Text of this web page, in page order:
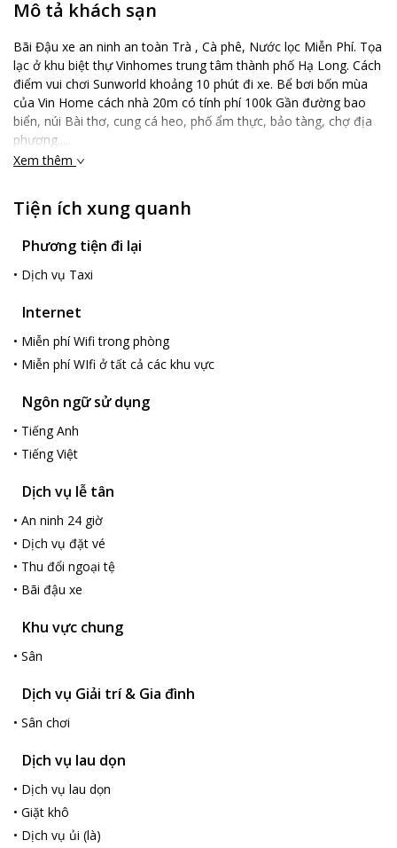
Mô tả khách sạn
Bãi Đậu xe an ninh an toàn Trà , Cà phê, Nước lọc Miễn Phí. Tọa
lạc ở khu biệt thự Vinhomes trung tâm thành phố Hạ Long. Cách
điểm vui chơi Sunworld khoảng 10 phút đi xe. Bể bơi bốn mùa
của Vin Home cách nhà 20m có tính phí 100k Gần đường bao
biển, núi Bài thơ, cung cá heo, phố ẩm thực, bảo tàng, chợ địa
phương.....
Xem thêm
Tiện ích xung quanh
Phương tiện đi lại
• Dịch vụ Taxi
Internet
• Miễn phí Wifi trong phòng
• Miễn phí WIfi ở tất cả các khu vực
Ngôn ngữ sử dụng
• Tiếng Anh
• Tiếng Việt
Dịch vụ lễ tân
• An ninh 24 giờ
• Dịch vụ đặt vé
• Thu đổi ngoại tệ
• Bãi đậu xe
Khu vực chung
• Sân
Dịch vụ Giải trí & Gia đình
• Sân chơi
Dịch vụ lau dọn
• Dịch vụ lau dọn
• Giặt khô
• Dịch vụ ủi (là)